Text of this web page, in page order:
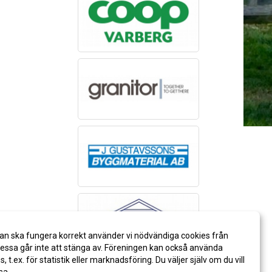
ska fungera korrekt använder vi nödvändiga cookies från
går inte att stänga av. Föreningen kan också använda
t.ex. för statistik eller marknadsföring. Du väljer själv om du vill